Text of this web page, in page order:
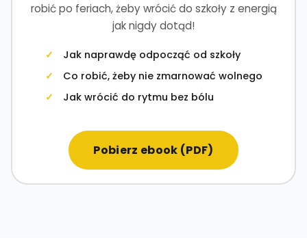
robić po feriach, żeby wrócić do szkoły z energią
jak nigdy dotąd!
Jak naprawdę odpocząć od szkoły
Co robić, żeby nie zmarnować wolnego
Jak wrócić do rytmu bez bólu
Pobierz ebook (PDF)